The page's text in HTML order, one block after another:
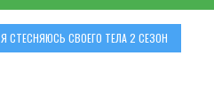
Я СТЕСНЯЮСЬ СВОЕГО ТЕЛА 2 СЕЗОН